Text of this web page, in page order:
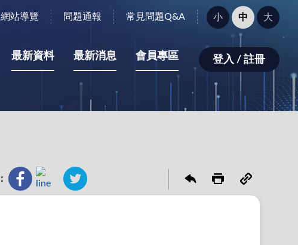
網站導覽 問題通報 常見問題Q&A
字
型
小：
小 中 大
最新資料 最新消息 會員專區 登入 / 註冊